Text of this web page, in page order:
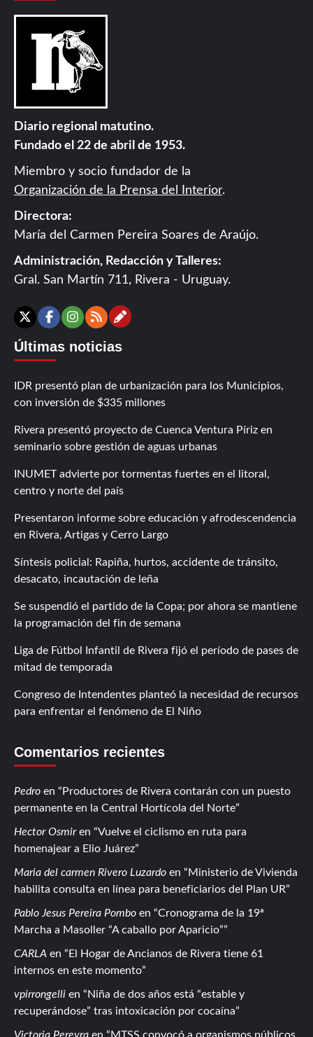
Diario regional matutino.
Fundado el 22 de abril de 1953.
Miembro y socio fundador de la
Organización de la Prensa del Interior.
Directora:
María del Carmen Pereira Soares de Araújo.
Administración, Redacción y Talleres:
Gral. San Martín 711, Rivera - Uruguay.
X Facebook
Instagram
RSSContáctanos
Últimas noticias
IDR presentó plan de urbanización para los Municipios,
con inversión de $335 millones
Rivera presentó proyecto de Cuenca Ventura Píriz en
seminario sobre gestión de aguas urbanas
INUMET advierte por tormentas fuertes en el litoral,
centro y norte del país
Presentaron informe sobre educación y afrodescendencia
en Rivera, Artigas y Cerro Largo
Síntesis policial: Rapiña, hurtos, accidente de tránsito,
desacato, incautación de leña
Se suspendió el partido de la Copa; por ahora se mantiene
la programación del fin de semana
Liga de Fútbol Infantil de Rivera fijó el período de pases de
mitad de temporada
Congreso de Intendentes planteó la necesidad de recursos
para enfrentar el fenómeno de El Niño
Comentarios recientes
Pedro en
Productores de Rivera contarán con un puesto
permanente en la Central Hortícola del Norte
Hector Osmiren
Vuelve el ciclismo en ruta para
homenajear a Elio Juárez
Maria del carmen Rivero Luzardo en
Ministerio de Vivienda
habilita consulta en línea para beneficiarios del Plan UR
Pablo Jesus Pereira Pombo en
Cronograma de la 19ª
Marcha a Masoller “A caballo por Aparicio”
CARLA en
El Hogar de Ancianos de Rivera tiene 61
internos en este momento
vpirrongelli en
Niña de dos años está “estable y
recuperándose” tras intoxicación por cocaína